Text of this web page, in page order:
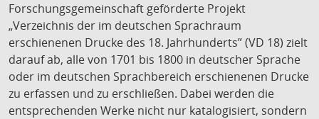
Forschungsgemeinschaft geförderte Projekt
„Verzeichnis der im deutschen Sprachraum
erschienenen Drucke des 18. Jahrhunderts” (VD 18) zielt
darauf ab, alle von 1701 bis 1800 in deutscher Sprache
oder im deutschen Sprachbereich erschienenen Drucke
zu erfassen und zu erschließen. Dabei werden die
entsprechenden Werke nicht nur katalogisiert, sondern